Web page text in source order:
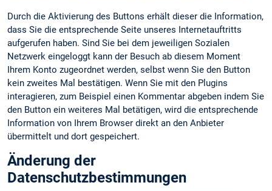
Durch die Aktivierung des Buttons erhält dieser die Information,
dass Sie die entsprechende Seite unseres Internetauftritts
aufgerufen haben. Sind Sie bei dem jeweiligen Sozialen
Netzwerk eingeloggt kann der Besuch ab diesem Moment
Ihrem Konto zugeordnet werden, selbst wenn Sie den Button
kein zweites Mal bestätigen. Wenn Sie mit den Plugins
interagieren, zum Beispiel einen Kommentar abgeben indem Sie
den Button ein weiteres Mal betätigen, wird die entsprechende
Information von Ihrem Browser direkt an den Anbieter
übermittelt und dort gespeichert.
Änderung der
Datenschutzbestimmungen